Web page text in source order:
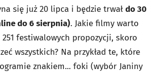
się już 20 lipca i będzie trwałdo 30
do 6 sierpnia). Jakie filmy warto
festiwalowych propozycji, skoro
wszystkich? Na przykład te, które
znakiem... foki (wybór Janiny